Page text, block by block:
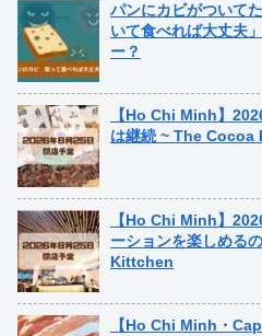
パンにカビがついて
いて食べれば大丈夫
ー？
【Ho Chi Minh】
は継続 ~ The Cocoa
【Ho Chi Minh】
ーションを楽しめる
Kittchen
【Ho Chi Minh・